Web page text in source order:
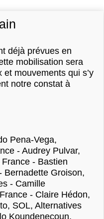
déjà prévues en
mobilisation sera
mouvements qui s’y
notre constat à
Pena-Vega,
- Audrey Pulvar,
- Bastien
Bernadette Groison,
- Camille
- Claire Hédon,
SOL, Alternatives
Koundenecoun,